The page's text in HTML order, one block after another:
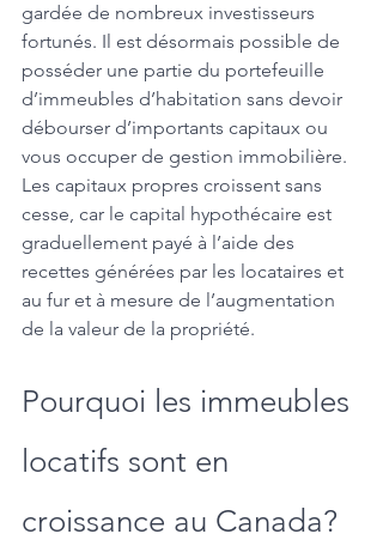
gardée de nombreux investisseurs
fortunés. Il est désormais possible de
posséder une partie du portefeuille
d’immeubles d’habitation sans devoir
débourser d’importants capitaux ou
vous occuper de gestion immobilière.
Les capitaux propres croissent sans
cesse, car le capital hypothécaire est
graduellement payé à l’aide des
recettes générées par les locataires et
au fur et à mesure de l’augmentation
de la valeur de la propriété.
Pourquoi les immeubles
locatifs sont en
croissance au Canada?